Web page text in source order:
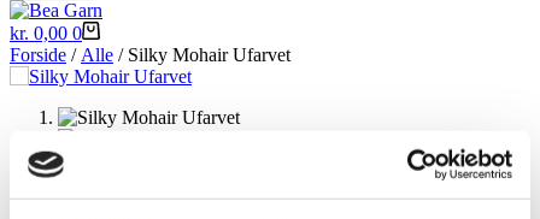
Indkøbskurv
kr. 0,00 0
Forside / Alle / Silky Mohair Ufarvet